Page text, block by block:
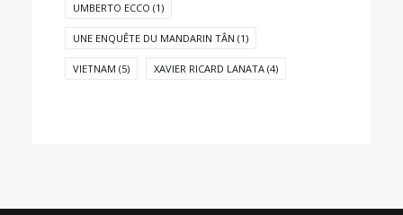
UMBERTO ECCO (1)
UNE ENQUÊTE DU MANDARIN TÂN (1)
VIETNAM (5) XAVIER RICARD LANATA (4)